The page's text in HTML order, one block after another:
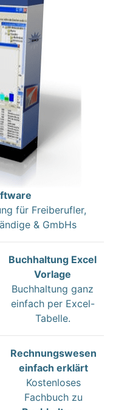
für Freiberufler,
& GmbHs
Buchhaltung Excel
Vorlage
Buchhaltung ganz
einfach per Excel-
Tabelle.
Rechnungswesen
einfach erklärt
Kostenloses
Fachbuch zu